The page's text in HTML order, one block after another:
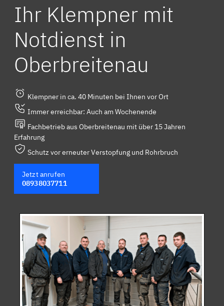
Ihr Klempner mit
Notdienst in
Oberbreitenau
Klempner in ca. 40 Minuten bei Ihnen vor Ort
Immer erreichbar: Auch am Wochenende
Fachbetrieb aus Oberbreitenau mit über 15 Jahren
Erfahrung
Schutz vor erneuter Verstopfung und Rohrbruch
Jetzt anrufen
08938037711